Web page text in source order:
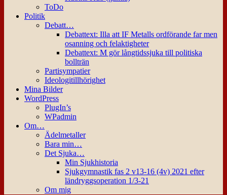
ToDo
Politik
Debatt…
Debattext: Illa att IF Metalls ordförande far men
osanning och felaktigheter
Debattext: M gör långtidssjuka till politiska
bollträn
Partisympatier
Ideologitillhörighet
Mina Bilder
WordPress
PlugIn’s
WPadmin
Om…
Ädelmetaller
Bara min…
Det Sjuka…
Min Sjukhistoria
Sjukgymnastik fas 2 v13-16 (4v) 2021 efter
ländryggsoperation 1/3-21
Om mig